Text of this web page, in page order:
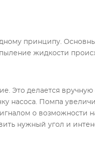
принципу.
жидкости
Это делается вручную
насоса. Помпа
о возможности
нужный угол и